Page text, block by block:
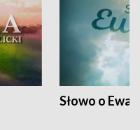
Słowo o